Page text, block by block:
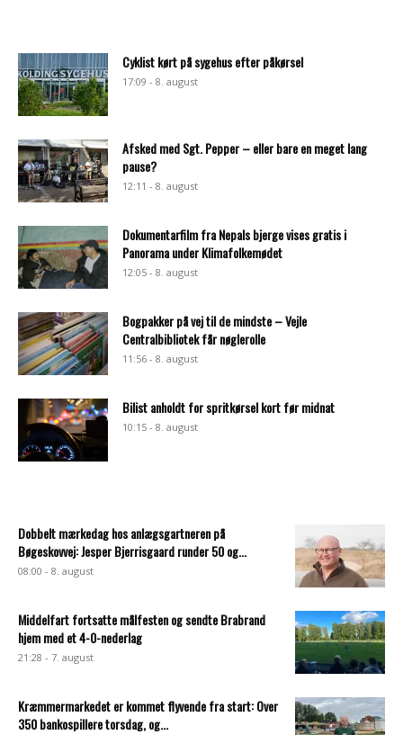
Cyklist kørt på sygehus efter påkørsel
17:09 - 8. august
Afsked med Sgt. Pepper – eller bare en meget lang
pause?
12:11 - 8. august
Dokumentarfilm fra Nepals bjerge vises gratis i
Panorama under Klimafolkemødet
12:05 - 8. august
Bogpakker på vej til de mindste – Vejle
Centralbibliotek får nøglerolle
11:56 - 8. august
Bilist anholdt for spritkørsel kort før midnat
10:15 - 8. august
Dobbelt mærkedag hos anlægsgartneren på
Bøgeskovvej: Jesper Bjerrisgaard runder 50 og...
08:00 - 8. august
Middelfart fortsatte målfesten og sendte Brabrand
hjem med et 4-0-nederlag
21:28 - 7. august
Kræmmermarkedet er kommet flyvende fra start: Over
350 bankospillere torsdag, og...